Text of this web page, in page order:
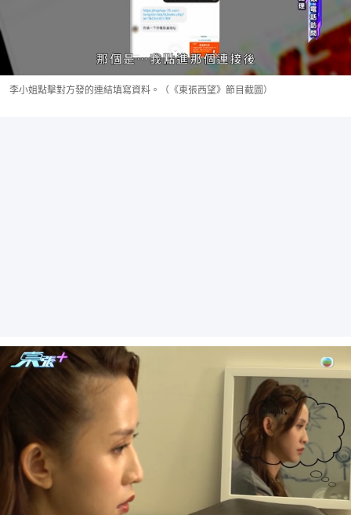
李小姐點擊對方發的連結填寫資料。（《東張西望》節目截圖）